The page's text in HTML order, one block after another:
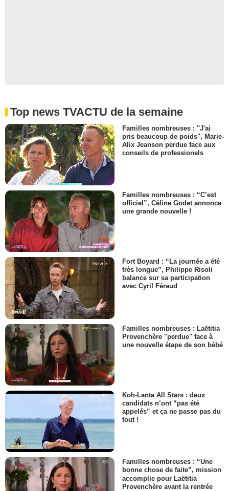
Top news TVACTU de la semaine
Familles nombreuses : "J'ai
pris beaucoup de poids", Marie-
Alix Jeanson perdue face aux
conseils de professionels
Familles nombreuses : “C’est
officiel”, Céline Godet annonce
une grande nouvelle !
Fort Boyard : “La journée a été
très longue”, Philippe Risoli
balance sur sa participation
avec Cyril Féraud
Familles nombreuses : Laëtitia
Provenchère "perdue" face à
une nouvelle étape de son bébé
Koh-Lanta All Stars : deux
candidats n’ont “pas été
appelés” et ça ne passe pas du
tout !
Familles nombreuses : “Une
bonne chose de faite”, mission
accomplie pour Laëtitia
Provenchère avant la rentrée